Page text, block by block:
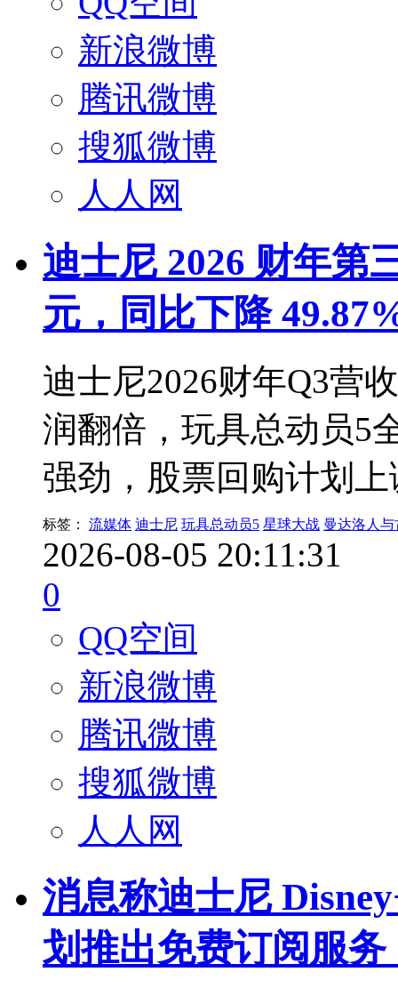
新浪微博
腾讯微博
搜狐微博
人人网
迪士尼 2026 财年第
元，同比下降
迪士尼2026财年Q3营
润翻倍，玩具总动员5
强劲，股票回购计划
标签： 流媒体 迪士尼 玩具总动员5 星球大战 曼达洛人与
2026-08-05 20:11:31
0
QQ空间
新浪微博
腾讯微博
搜狐微博
人人网
消息称迪士尼
划推出免费订阅服